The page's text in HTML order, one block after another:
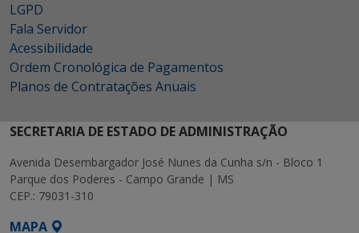
LGPD
Fala Servidor
Acessibilidade
Ordem Cronológica de Pagamentos
Planos de Contratações Anuais
SECRETARIA DE ESTADO DE ADMINISTRAÇÃO
Avenida Desembargador José Nunes da Cunha s/n - Bloco 1
Parque dos Poderes - Campo Grande | MS
CEP.: 79031-310
MAPA